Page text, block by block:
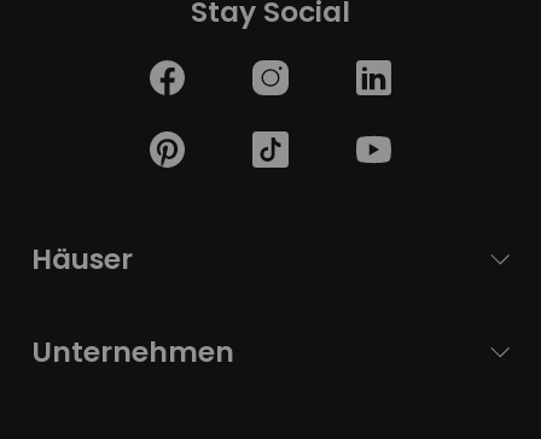
Häuser
Unternehmen
Stay Social